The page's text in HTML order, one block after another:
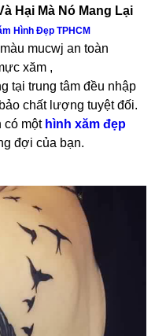
Hại Mà Nó Mang Lại
Hình Đẹp TPHCM
mucwj an toàn
xăm ,
tại trung tâm đều nhập
chất lượng tuyệt đối.
có một hình xăm đẹp
đợi của bạn.